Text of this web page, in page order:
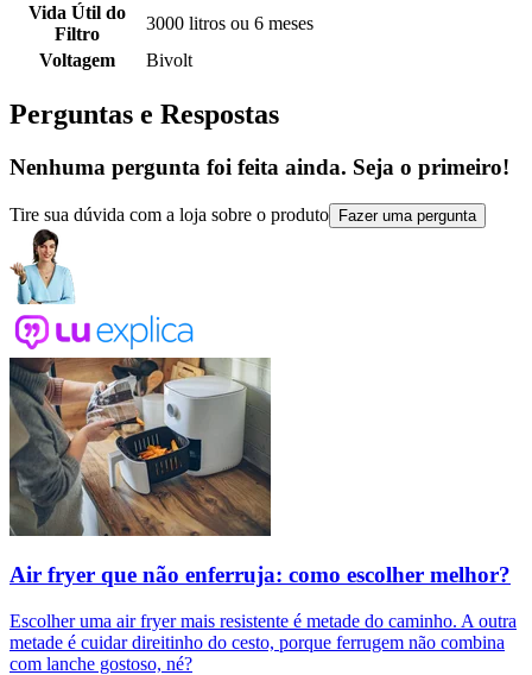
Vida Útil do
Filtro
3000 litros ou 6 meses
Voltagem
Bivolt
Perguntas e Respostas
Nenhuma pergunta foi feita ainda. Seja o primeiro!
Tire sua dúvida com a loja sobre o produto Fazer uma pergunta
Air fryer que não enferruja: como escolher melhor?
Escolher uma air fryer mais resistente é metade do caminho. A outra
metade é cuidar direitinho do cesto, porque ferrugem não combina
com lanche gostoso, né?